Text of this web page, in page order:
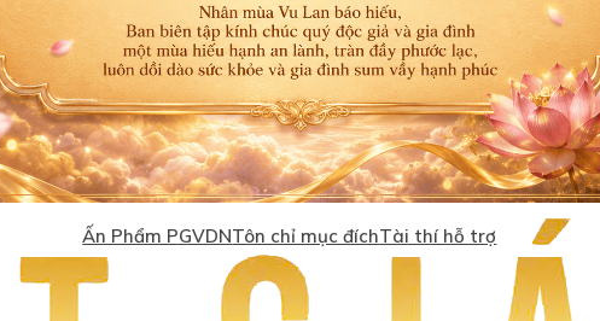
Ấn Phẩm PGVDNTôn chỉ mục đíchTài thí hỗ trợ